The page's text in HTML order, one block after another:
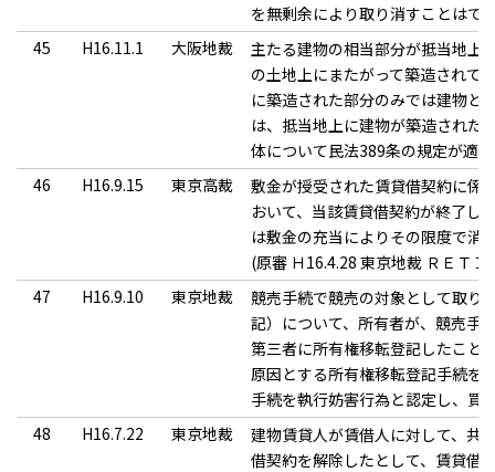
を無剰余により取り消すことはで
45
H16.11.1 大阪地裁
主たる建物の相当部分が抵当地上
の土地上にまたがって築造されて
に築造された部分のみでは建物と
は、抵当地上に建物が築造された
体について民法389条の規定が適
46
H16.9.15 東京高裁
敷金が授受された賃貸借契約に係
おいて、当該賃貸借契約が終了し
は敷金の充当によりその限度で消
(原審 Ｈ16.4.28 東京地裁 ＲＥＴ
47
H16.9.10 東京地裁
競売手続で競売の対象として取り
記）について、所有者が、競売手
第三者に所有権移転登記したこと
原因とする所有権移転登記手続を
手続を執行妨害行為と認定し、買
48
H16.7.22 東京地裁
建物賃貸人が賃借人に対して、共
借契約を解除したとして、賃貸借